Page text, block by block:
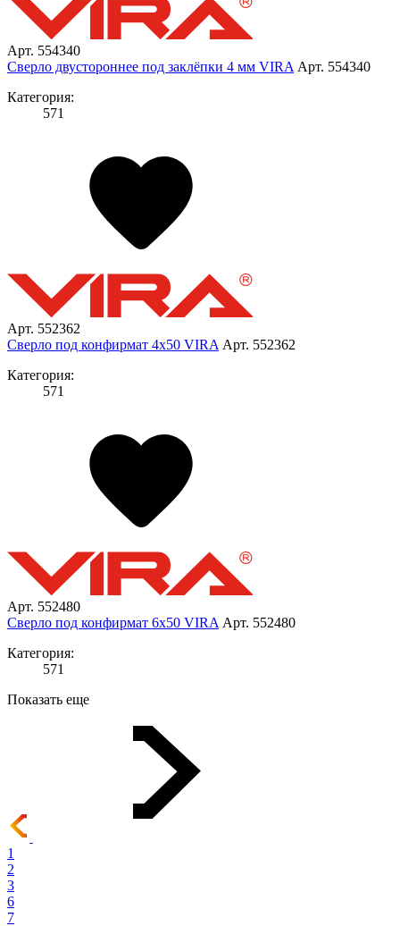
Арт. 554340
Сверло двустороннее под заклёпки 4 мм VIRA Арт. 554340
Категория:
571
Арт. 552362
Сверло под конфирмат 4х50 VIRA Арт. 552362
Категория:
571
Арт. 552480
Сверло под конфирмат 6х50 VIRA Арт. 552480
Категория:
571
Показать еще
1
2
3
6
7